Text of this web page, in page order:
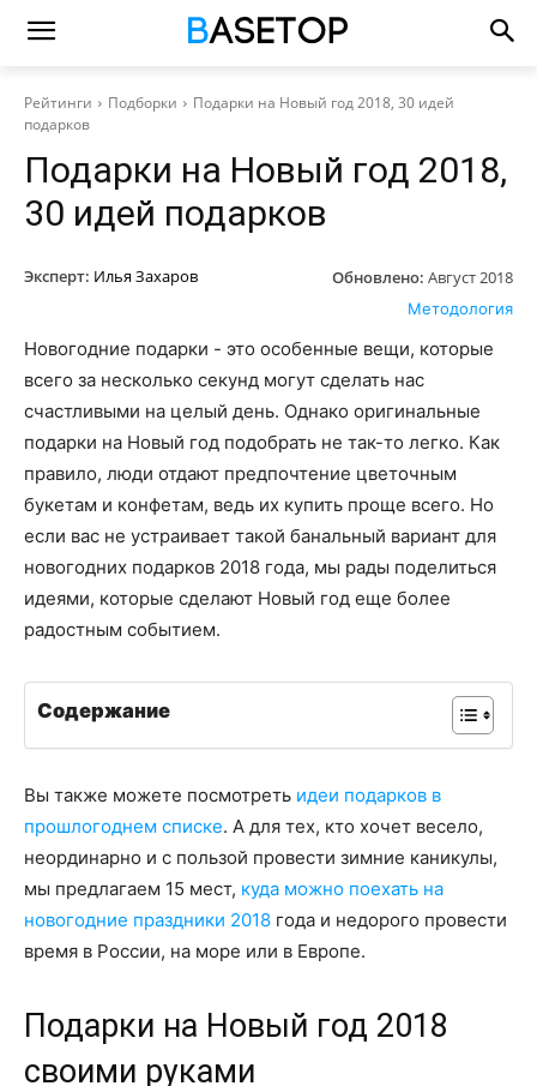
Рейтинги Подборки
Подарки на Новый год 2018, 30 идей
подарков
Подарки на Новый год 2018,
30 идей подарков
Эксперт: Илья Захаров Обновлено: Август 2018
Методология
Новогодние подарки - это особенные вещи, которые
всего за несколько секунд могут сделать нас
счастливыми на целый день. Однако оригинальные
подарки на Новый год подобрать не так-то легко. Как
правило, люди отдают предпочтение цветочным
букетам и конфетам, ведь их купить проще всего. Но
если вас не устраивает такой банальный вариант для
новогодних подарков 2018 года, мы рады поделиться
идеями, которые сделают Новый год еще более
радостным событием.
Содержание
Вы также можете посмотреть идеи подарков в
прошлогоднем списке. А для тех, кто хочет весело,
неординарно и с пользой провести зимние каникулы,
мы предлагаем 15 мест, куда можно поехать на
новогодние праздники 2018 года и недорого провести
время в России, на море или в Европе.
Подарки на Новый год 2018
своими руками